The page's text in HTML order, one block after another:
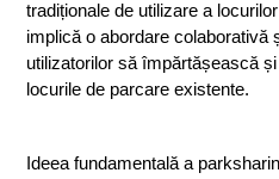
tradiționale de utilizare a
implică o abordare colaborativă
utilizatorilor să împărtășească
locurile de parcare existente.
Ideea fundamentală a